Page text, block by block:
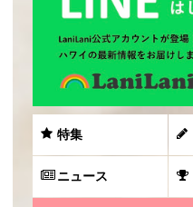
特集
ニュース